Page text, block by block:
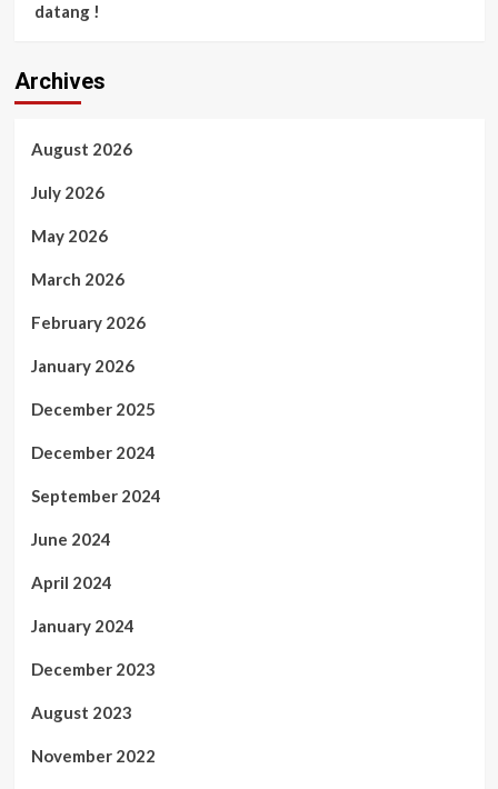
datang !
Archives
August 2026
July 2026
May 2026
March 2026
February 2026
January 2026
December 2025
December 2024
September 2024
June 2024
April 2024
January 2024
December 2023
August 2023
November 2022